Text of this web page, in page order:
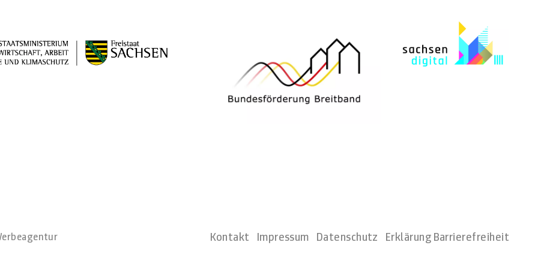
Kontakt Impressum Datenschutz Erklärung Barrierefreiheit